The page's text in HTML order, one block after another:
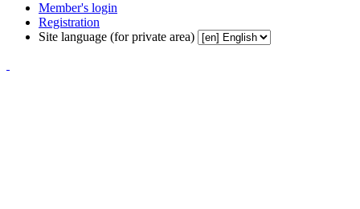
Member's login
Registration
Site language (for private area)